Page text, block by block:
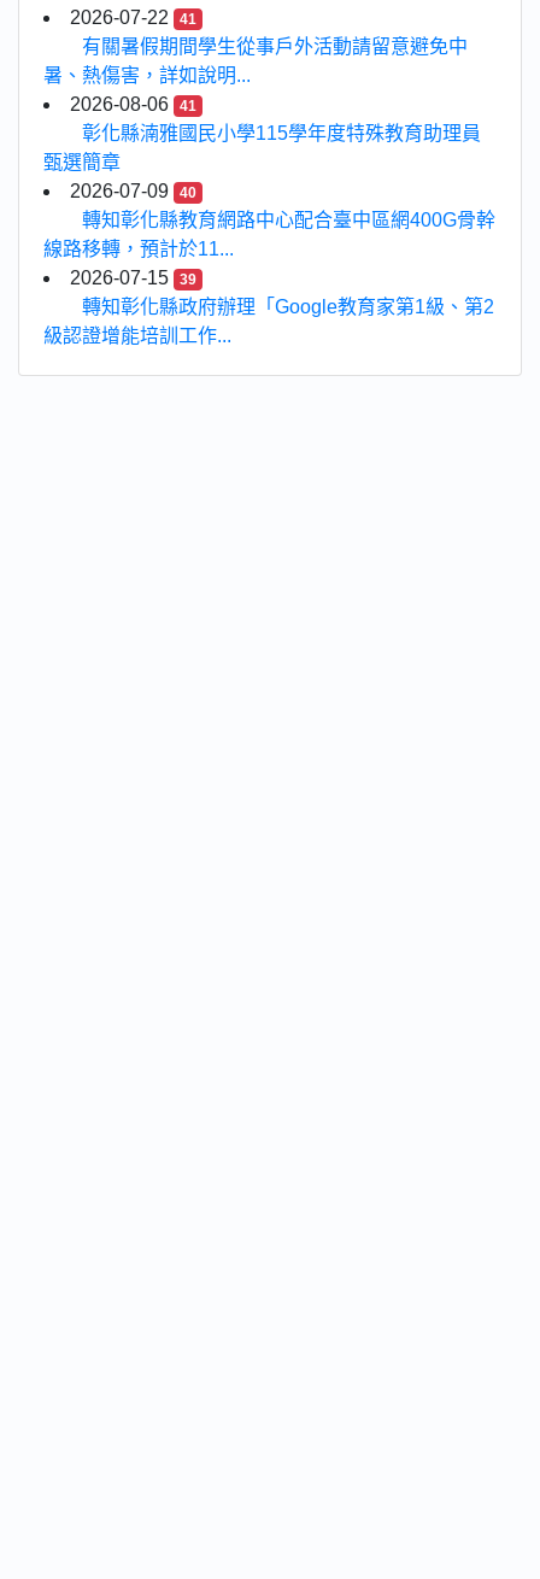
2026-07-22
41
有關暑假期間學生從事戶外活動請留意避免中
暑、熱傷害，詳如說明...
2026-08-06
41
彰化縣湳雅國民小學115學年度特殊教育助理員
甄選簡章
2026-07-09
40
轉知彰化縣教育網路中心配合臺中區網400G骨幹
線路移轉，預計於11...
2026-07-15
39
轉知彰化縣政府辦理「Google教育家第1級、第2
級認證增能培訓工作...